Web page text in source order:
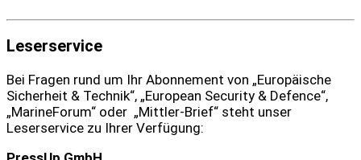
Leserservice
Bei Fragen rund um Ihr Abonnement von „Europäische
Sicherheit & Technik“, „European Security & Defence“,
„MarineForum“ oder „Mittler-Brief“ steht unser
Leserservice zu Ihrer Verfügung: